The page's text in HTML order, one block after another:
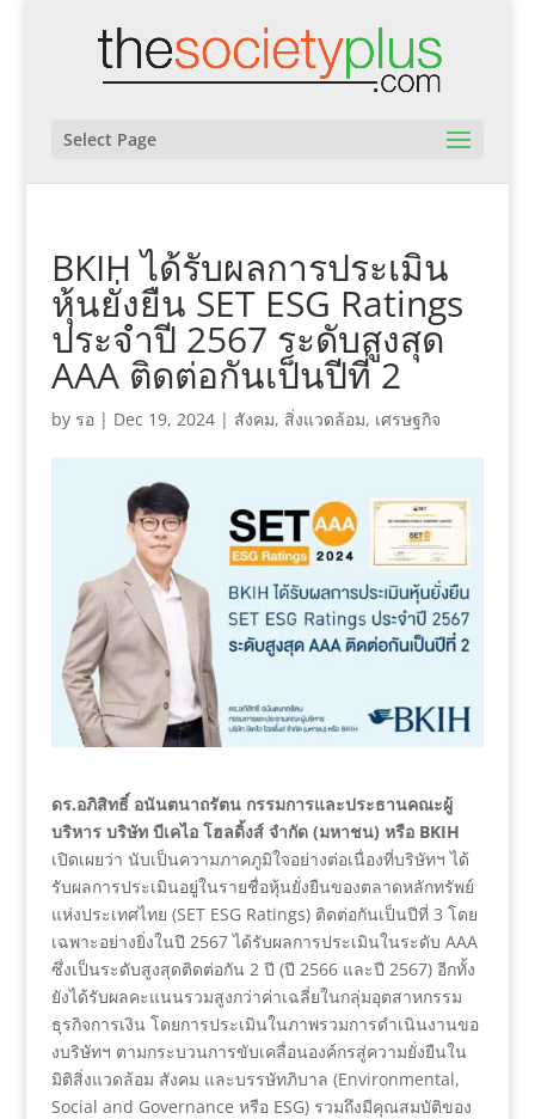
Select Page
BKIH ได้รับผลการประเมิน
หุ้นยั่งยืน SET ESG Ratings
ประจำปี 2567 ระดับสูงสุด
AAA ติดต่อกันเป็นปีที่ 2
by รอ| Dec 19, 2024| สังคม, สิ่งแวดล้อม, เศรษฐกิจ
ดร.อภิสิทธิ์ อนันตนาถรัตน กรรมการและประธานคณะผู้
บริหาร บริษัท บีเคไอ โฮลดิ้งส์ จำกัด (มหาชน) หรือ BKIH
เปิดเผยว่า นับเป็นความภาคภูมิใจอย่างต่อเนื่องที่บริษัทฯ ได้
รับผลการประเมินอยู่ในรายชื่อหุ้นยั่งยืนของตลาดหลักทรัพย์
แห่งประเทศไทย (SET ESG Ratings) ติดต่อกันเป็นปีที่ 3 โดย
เฉพาะอย่างยิ่งในปี 2567 ได้รับผลการประเมินในระดับ AAA
ซึ่งเป็นระดับสูงสุดติดต่อกัน 2 ปี (ปี 2566 และปี 2567) อีกทั้ง
ยังได้รับผลคะแนนรวมสูงกว่าค่าเฉลี่ยในกลุ่มอุตสาหกรรม
ธุรกิจการเงิน โดยการประเมินในภาพรวมการดำเนินงานขอ
งบริษัทฯ ตามกระบวนการขับเคลื่อนองค์กรสู่ความยั่งยืนใน
มิติสิ่งแวดล้อม สังคม และบรรษัทภิบาล (Environmental,
Social and Governance หรือ ESG) รวมถึงมีคุณสมบัติของ